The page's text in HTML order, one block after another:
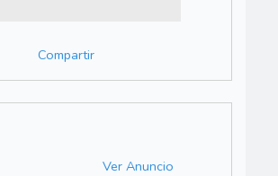
Compartir
Ver Anuncio